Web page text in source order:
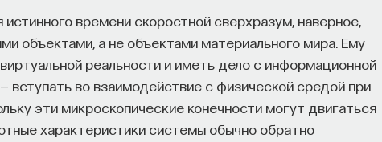
времени скоростной сверхразум, наверное,
объектами, а не объектами материального мира. Ему
реальности и иметь дело с информационной
вступать во взаимодействие с физической средой при
эти микроскопические конечности могут двигаться
характеристики системы обычно обратно